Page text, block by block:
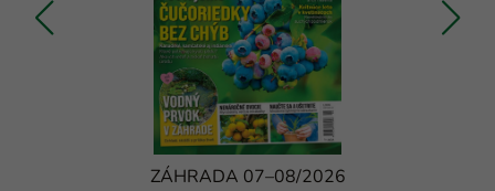
ZÁHRADA 07–08/2026